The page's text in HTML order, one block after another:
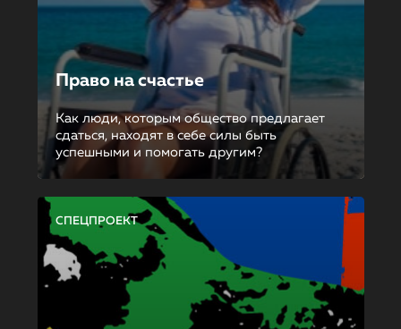
Право на счастье
Как люди, которым общество предлагает
сдаться, находят в себе силы быть
успешными и помогать другим?
СПЕЦПРОЕКТ